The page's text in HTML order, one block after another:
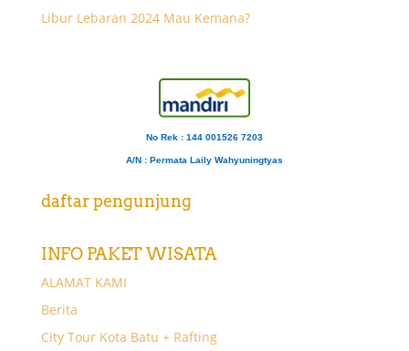
Libur Lebaran 2024 Mau Kemana?
No Rek : 144 001526 7203
A/N : Permata Laily Wahyuningtyas
daftar pengunjung
INFO PAKET WISATA
ALAMAT KAMI
Berita
City Tour Kota Batu + Rafting